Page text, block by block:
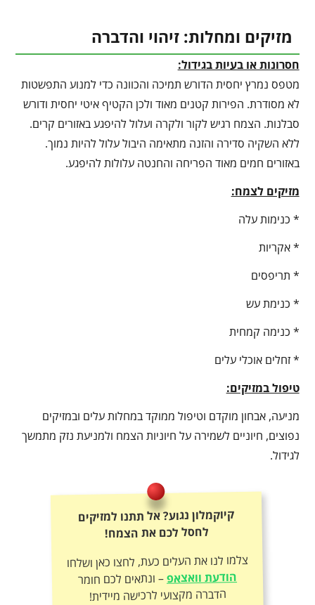
מזיקים ומחלות: זיהוי והדברה
חסרונות או בעיות בגידול:
מטפס נמרץ יחסית הדורש תמיכה והכוונה כדי למנוע התפשטות
לא מסודרת. הפירות קטנים מאוד ולכן הקטיף איטי יחסית ודורש
סבלנות. הצמח רגיש לקור ולקרה ועלול להיפגע באזורים קרים.
ללא השקיה סדירה והזנה מתאימה היבול עלול להיות נמוך.
באזורים חמים מאוד הפריחה והחנטה עלולות להיפגע.
מזיקים לצמח:
* כנימות עלה
* אקריות
* תריפסים
* כנימת עש
* כנימה קמחית
* זחלים אוכלי עלים
טיפול במזיקים:
מניעה, אבחון מוקדם וטיפול ממוקד במחלות עלים ובמזיקים
נפוצים, חיוניים לשמירה על חיוניות הצמח ולמניעת נזק מתמשך
לגידול.
קיוקמלון נגוע? אל תתנו למזיקים
לחסל לכם את הצמח!
צלמו לנו את העלים כעת, לחצו כאן ושלחו
הודעת וואצאפ– ונתאים לכם חומר
הדברה מקצועי לרכישה מיידית!